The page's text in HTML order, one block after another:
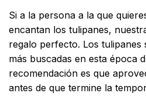
Si a la persona a la que
encantan los tulipanes,
regalo perfecto. Los tulipanes
más buscadas en esta época
recomendación es que
antes de que termine la